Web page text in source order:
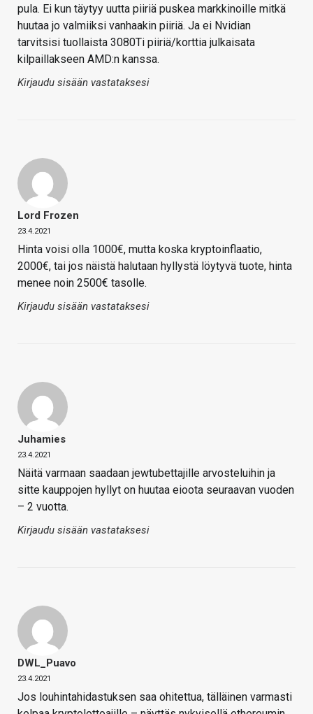
pula. Ei kun täytyy uutta piiriä puskea markkinoille mitkä
huutaa jo valmiiksi vanhaakin piiriä. Ja ei Nvidian
tarvitsisi tuollaista 3080Ti piiriä/korttia julkaisata
kilpaillakseen AMD:n kanssa.
Kirjaudu sisään vastataksesi
Lord Frozen
23.4.2021
Hinta voisi olla 1000€, mutta koska kryptoinflaatio,
2000€, tai jos näistä halutaan hyllystä löytyvä tuote, hinta
menee noin 2500€ tasolle.
Kirjaudu sisään vastataksesi
Juhamies
23.4.2021
Näitä varmaan saadaan jewtubettajille arvosteluihin ja
sitte kauppojen hyllyt on huutaa eioota seuraavan vuoden
– 2 vuotta.
Kirjaudu sisään vastataksesi
DWL_Puavo
23.4.2021
Jos louhintahidastuksen saa ohitettua, tälläinen varmasti